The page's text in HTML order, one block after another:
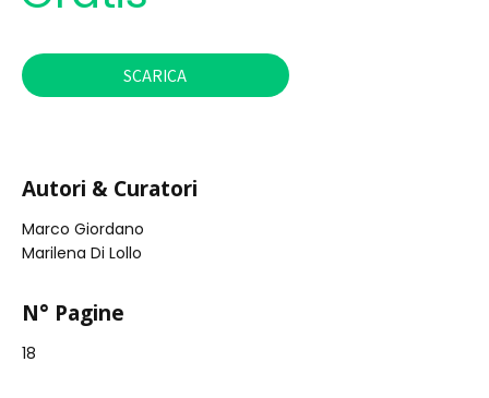
SCARICA
Autori & Curatori
Marco Giordano
Marilena Di Lollo
N° Pagine
18